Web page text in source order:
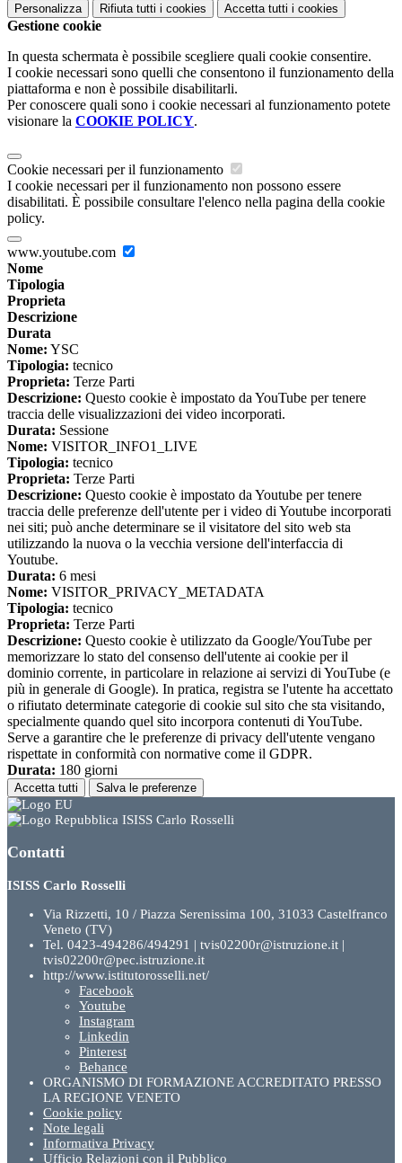
Personalizza Rifiuta tutti i cookies Accetta tutti i cookies
Gestione cookie
In questa schermata è possibile scegliere quali cookie consentire.
I cookie necessari sono quelli che consentono il funzionamento della
piattaforma e non è possibile disabilitarli.
Per conoscere quali sono i cookie necessari al funzionamento potete
visionare la COOKIE POLICY.
Cookie necessari per il funzionamento
I cookie necessari per il funzionamento non possono essere
disabilitati. È possibile consultare l'elenco nella pagina della cookie
policy.
www.youtube.com
Nome
Tipologia
Proprieta
Descrizione
Durata
Nome: YSC
Tipologia: tecnico
Proprieta: Terze Parti
Descrizione: Questo cookie è impostato da YouTube per tenere
traccia delle visualizzazioni dei video incorporati.
Durata: Sessione
Nome: VISITOR_INFO1_LIVE
Tipologia: tecnico
Proprieta: Terze Parti
Descrizione: Questo cookie è impostato da Youtube per tenere
traccia delle preferenze dell'utente per i video di Youtube incorporati
nei siti; può anche determinare se il visitatore del sito web sta
utilizzando la nuova o la vecchia versione dell'interfaccia di
Youtube.
Durata: 6 mesi
Nome: VISITOR_PRIVACY_METADATA
Tipologia: tecnico
Proprieta: Terze Parti
Descrizione: Questo cookie è utilizzato da Google/YouTube per
memorizzare lo stato del consenso dell'utente ai cookie per il
dominio corrente, in particolare in relazione ai servizi di YouTube (e
più in generale di Google). In pratica, registra se l'utente ha accettato
o rifiutato determinate categorie di cookie sul sito che sta visitando,
specialmente quando quel sito incorpora contenuti di YouTube.
Serve a garantire che le preferenze di privacy dell'utente vengano
rispettate in conformità con normative come il GDPR.
Durata: 180 giorni
Accetta tutti Salva le preferenze
ISISS Carlo Rosselli
Contatti
ISISS Carlo Rosselli
Via Rizzetti, 10 / Piazza Serenissima 100, 31033 Castelfranco
Veneto (TV)
Tel. 0423-494286/494291 | tvis02200r@istruzione.it |
tvis02200r@pec.istruzione.it
http://www.istitutorosselli.net/
Facebook
Youtube
Instagram
Linkedin
Pinterest
Behance
ORGANISMO DI FORMAZIONE ACCREDITATO PRESSO
LA REGIONE VENETO
Cookie policy
Note legali
Informativa Privacy
Ufficio Relazioni con il Pubblico